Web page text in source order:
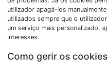
utilizador apagá-los
utilizados sempre que o
um serviço mais personalizado,
interesses.
Como gerir os